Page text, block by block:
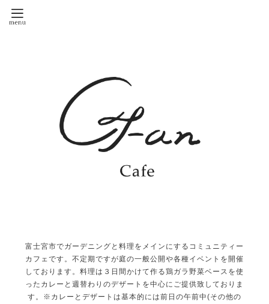
富士宮市でガーデニングと料理をメインにするコミュニティー
カフェです。不定期ですが庭の一般公開や各種イベントを開催
しております。料理は３日間かけて作る鶏ガラ野菜ベースを使
ったカレーと週替わりのデザートを中心にご提供致しておりま
す。※カレーとデザートは基本的には前日の午前中(その他の